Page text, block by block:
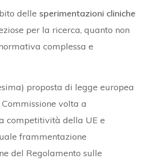
delle sperimentazioni cliniche
per la ricerca, quanto non
complessa e
proposta di legge europea
volta a
competitività della UE e
frammentazione
del Regolamento sulle